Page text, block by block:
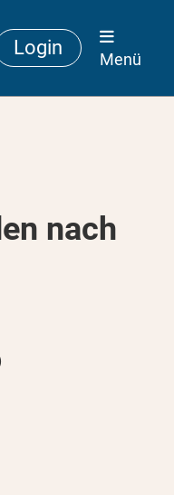
Login
Menü
nach